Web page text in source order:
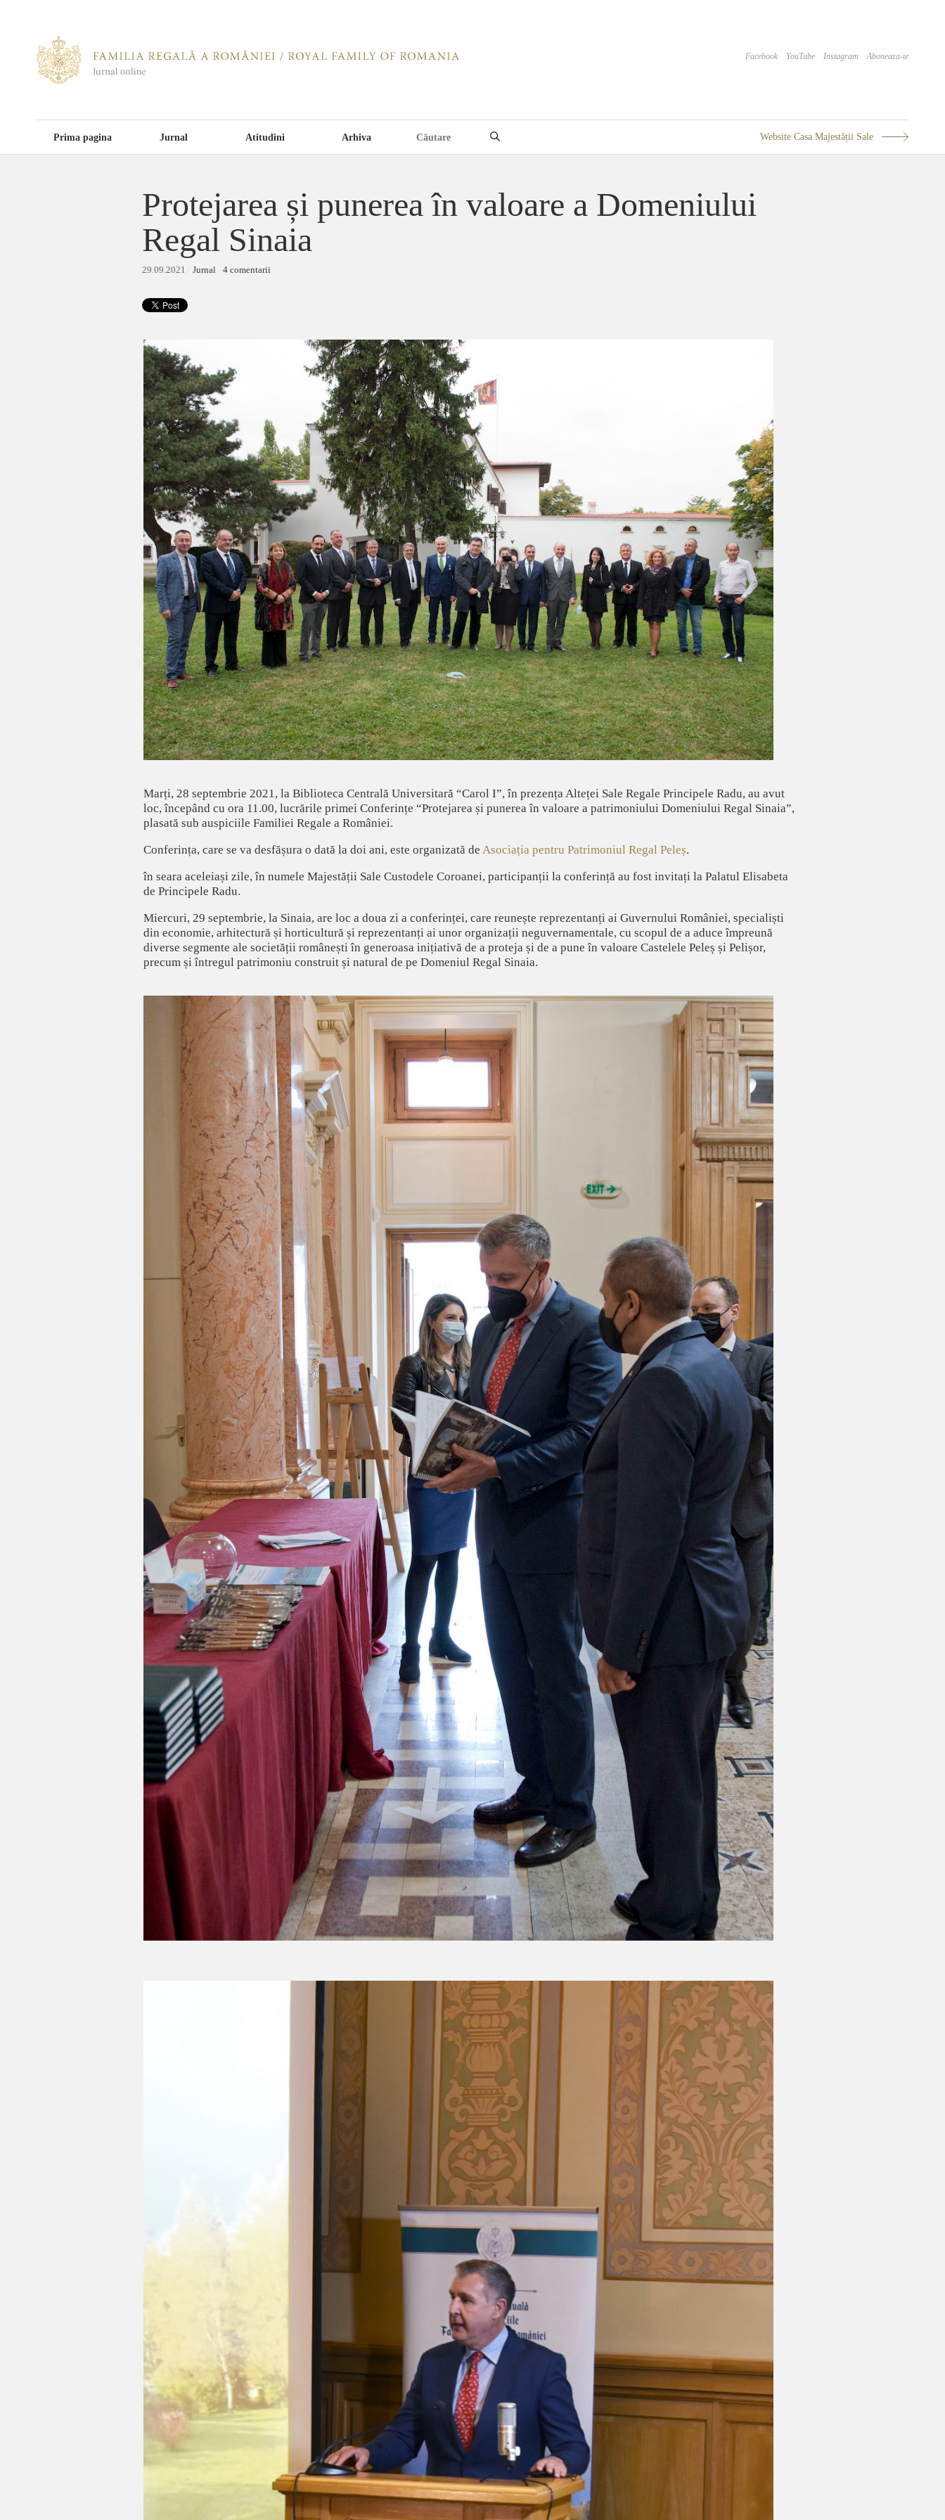
Facebook YouTube Instagram Aboneaza-te
Prima pagina Jurnal Atitudini Arhiva Website Casa Majestății Sale
Protejarea și punerea în valoare a Domeniului
Regal Sinaia
29.09.2021 Jurnal 4 comentarii
Marți, 28 septembrie 2021, la Biblioteca Centrală Universitară “Carol I”, în prezența Alteței Sale Regale Principele Radu, au avut
loc, începând cu ora 11.00, lucrările primei Conferințe “Protejarea și punerea în valoare a patrimoniului Domeniului Regal Sinaia”,
plasată sub auspiciile Familiei Regale a României.
Conferința, care se va desfășura o dată la doi ani, este organizată de Asociația pentru Patrimoniul Regal Peleș.
în seara aceleiași zile, în numele Majestății Sale Custodele Coroanei, participanții la conferință au fost invitați la Palatul Elisabeta
de Principele Radu.
Miercuri, 29 septembrie, la Sinaia, are loc a doua zi a conferinței, care reunește reprezentanți ai Guvernului României, specialiști
din economie, arhitectură și horticultură și reprezentanți ai unor organizații neguvernamentale, cu scopul de a aduce împreună
diverse segmente ale societății românești în generoasa inițiativă de a proteja și de a pune în valoare Castelele Peleș și Pelișor,
precum și întregul patrimoniu construit și natural de pe Domeniul Regal Sinaia.